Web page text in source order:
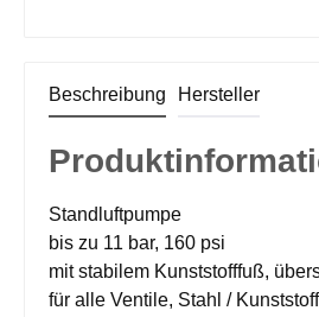
Beschreibung Hersteller
Standluftpumpe
bis zu 11 bar, 160 psi
mit stabilem Kunststofffuß,
für alle Ventile, Stahl / Kunststoff